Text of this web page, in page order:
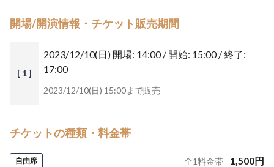
開場/開演情報・チケット販売期間
[ 1 ]
2023/12/10(日) 開場: 14:00 / 開始: 15:00 / 終了:
17:00
2023/12/10(日) 15:00まで販売
チケットの種類・料金帯
自由席 全1料金帯 1,500円